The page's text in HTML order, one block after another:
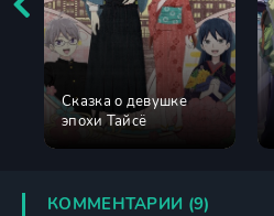
Сказка о девушке
эпохи Тайсё
КОММЕНТАРИИ (9)